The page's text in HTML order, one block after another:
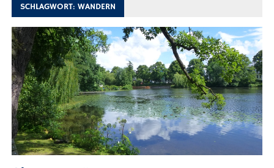
SCHLAGWORT:WANDERN